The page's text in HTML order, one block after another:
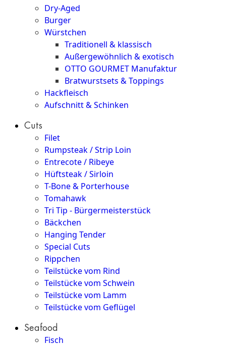
Dry-Aged
Burger
Würstchen
Traditionell & klassisch
Außergewöhnlich & exotisch
OTTO GOURMET Manufaktur
Bratwurstsets & Toppings
Hackfleisch
Aufschnitt & Schinken
Cuts
Filet
Rumpsteak / Strip Loin
Entrecote / Ribeye
Hüftsteak / Sirloin
T-Bone & Porterhouse
Tomahawk
Tri Tip - Bürgermeisterstück
Bäckchen
Hanging Tender
Special Cuts
Rippchen
Teilstücke vom Rind
Teilstücke vom Schwein
Teilstücke vom Lamm
Teilstücke vom Geflügel
Seafood
Fisch